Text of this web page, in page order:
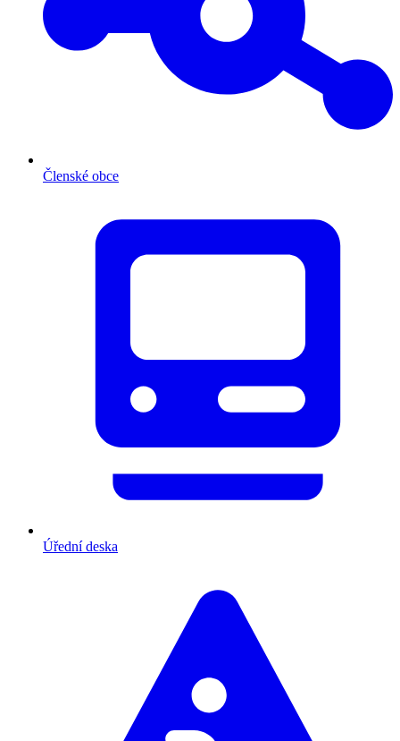
Členské obce
Úřední deska